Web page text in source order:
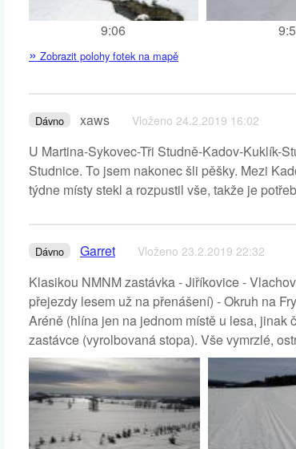
9:06
» Zobrazit polohy fotek na mapě
Dávno xaws Vloženo 24.2.2019 16:02
U Martina-Sykovec-Tři Studně-Kadov-Kuklík-
Studnice. To jsem nakonec šli pěšky. Mezi
týdne místy stekl a rozpustil vše, takže je
Dávno Garret Vloženo 23.2.2019 22:32
Klasikou NMNM zastávka - Jiříkovice -
přejezdy lesem už na přenášení) - Okruh na
Aréně (hlína jen na jednom místě u lesa, jinak
zastávce (vyrolbovaná stopa). Vše vymrzlé,